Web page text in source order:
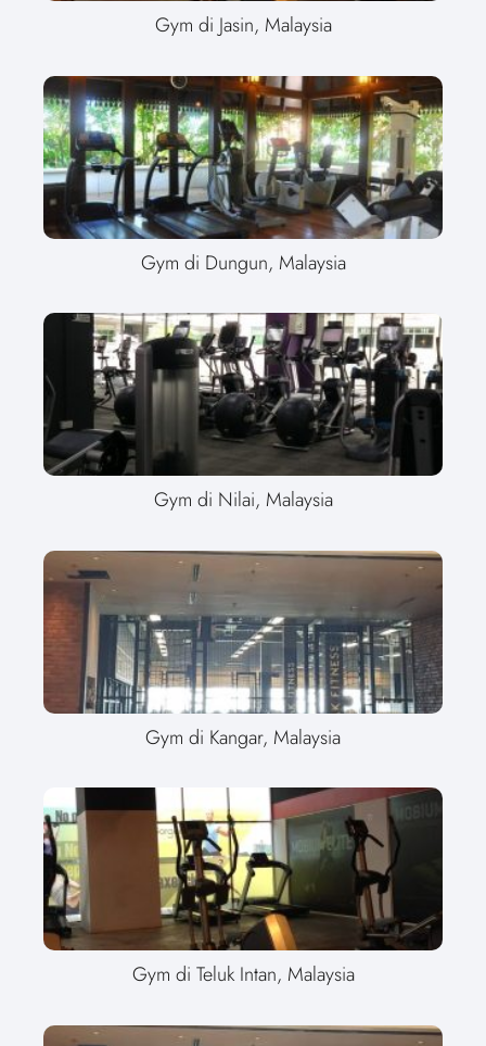
Gym di Jasin, Malaysia
Gym di Dungun, Malaysia
Gym di Nilai, Malaysia
Gym di Kangar, Malaysia
Gym di Teluk Intan, Malaysia